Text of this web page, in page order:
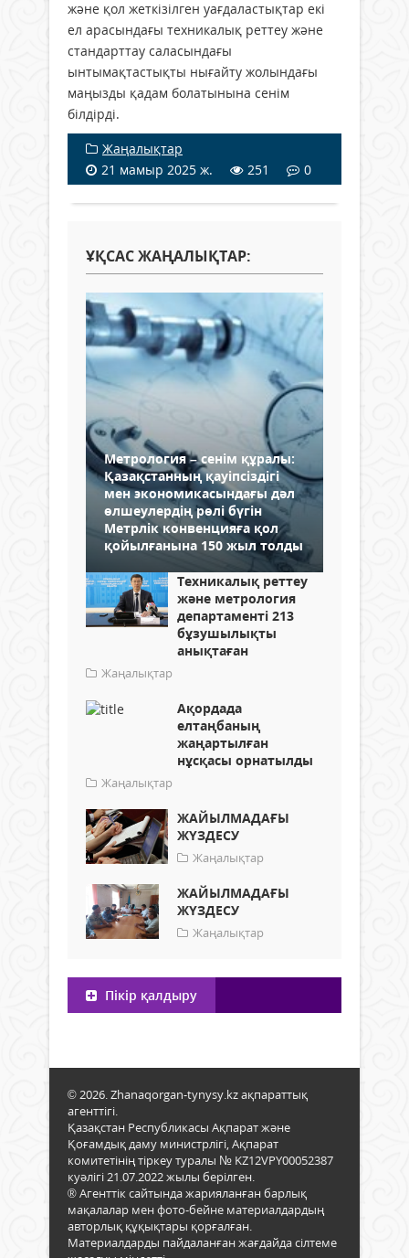
және қол жеткізілген уағдаластықтар екі
ел арасындағы техникалық реттеу және
стандарттау саласындағы
ынтымақтастықты нығайту жолындағы
маңызды қадам болатынына сенім
білдірді.
Жаңалықтар
21 мамыр 2025 ж.
251 0
ҰҚСАС ЖАҢАЛЫҚТАР:
Метрология – сенім құралы:
Қазақстанның қауіпсіздігі
мен экономикасындағы дәл
өлшеулердің рөлі бүгін
Метрлік конвенцияға қол
қойылғанына 150 жыл толды
Техникалық реттеу
және метрология
департаменті 213
бұзушылықты
анықтаған
Жаңалықтар
Ақордада
елтаңбаның
жаңартылған
нұсқасы орнатылды
Жаңалықтар
ЖАЙЫЛМАДАҒЫ
ЖҮЗДЕСУ
Жаңалықтар
ЖАЙЫЛМАДАҒЫ
ЖҮЗДЕСУ
Жаңалықтар
Пікір қалдыру
© 2026. Zhanaqorgan-tynysy.kz ақпараттық
агенттігі.
Қазақстан Республикасы Ақпарат және
Қоғамдық даму министрлігі, Ақпарат
комитетінің тіркеу туралы № KZ12VPY00052387
куәлігі 21.07.2022 жылы берілген.
® Агенттік сайтында жарияланған барлық
мақалалар мен фото-бейне материалдардың
авторлық құқықтары қорғалған.
Материалдарды пайдаланған жағдайда сілтеме